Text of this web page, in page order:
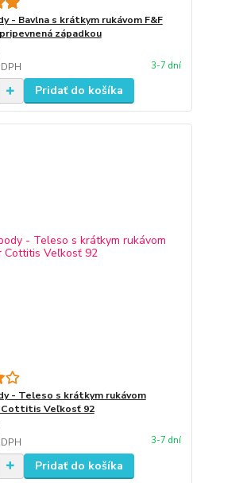
- Bavlna s krátkym rukávom F&F
západkou
3-7 dní
Pridať do košíka
- Teleso s krátkym rukávom
Cottitis Veľkosť 92
3-7 dní
Pridať do košíka